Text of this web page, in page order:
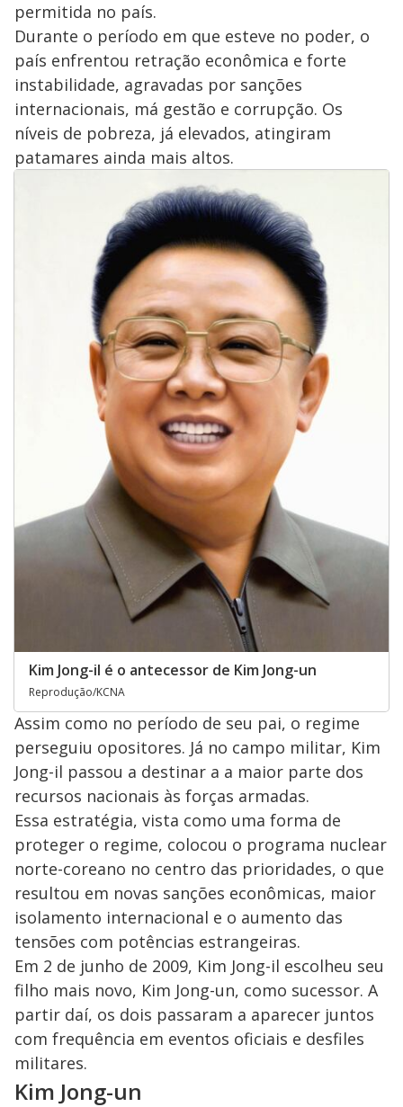
permitida no país.
Durante o período em que esteve no poder, o
país enfrentou retração econômica e forte
instabilidade, agravadas por sanções
internacionais, má gestão e corrupção. Os
níveis de pobreza, já elevados, atingiram
patamares ainda mais altos.
Kim Jong-il é o antecessor de Kim Jong-un
Reprodução/KCNA
Assim como no período de seu pai, o regime
perseguiu opositores. Já no campo militar, Kim
Jong-il passou a destinar a a maior parte dos
recursos nacionais às forças armadas.
Essa estratégia, vista como uma forma de
proteger o regime, colocou o programa nuclear
norte-coreano no centro das prioridades, o que
resultou em novas sanções econômicas, maior
isolamento internacional e o aumento das
tensões com potências estrangeiras.
Em 2 de junho de 2009, Kim Jong-il escolheu seu
filho mais novo, Kim Jong-un, como sucessor. A
partir daí, os dois passaram a aparecer juntos
com frequência em eventos oficiais e desfiles
militares.
Kim Jong-un